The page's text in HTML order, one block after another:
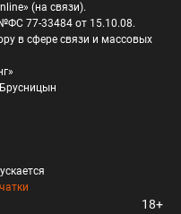
(на связи).
77-33484 от 15.10.08.
в сфере связи и массовых
18+